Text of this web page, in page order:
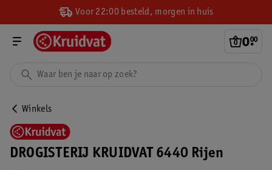
Voor 22:00 besteld, morgen in huis
0.
00
Winkels
DROGISTERIJ KRUIDVAT 6440 Rijen